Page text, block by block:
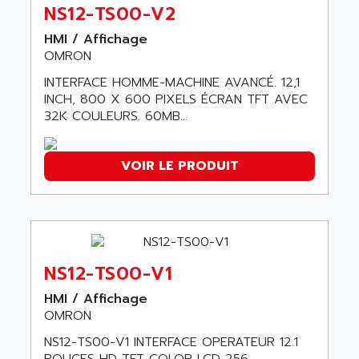
C350 / C370
RAIL SWITCH
SBC
HMI
SIMATIC HMI
OPERATOR PANEL
APRIL 2000
SMC50
SMC600
SMC25 et SMC 35
SMC 50 / SMC 600
SMC 600
SMC50 / SMC600
ABC VISION
ABG
ABL
ABL SURSUM
ABLE SYSTEMS
ABOUTBATTERIE
ABRACON
ABS SYSTEM
ABUS
ABUS ELECTRONIC
AC AUTOMATION
NS12-TS00-V2
HMI / Affichage
OMRON
INTERFACE HOMME-MACHINE AVANCÉ. 12,1
INCH, 800 X 600 PIXELS ÉCRAN TFT AVEC
32K COULEURS. 60MB...
VOIR LE PRODUIT
NS12-TS00-V1
HMI / Affichage
OMRON
NS12-TS00-V1 INTERFACE OPERATEUR 12.1